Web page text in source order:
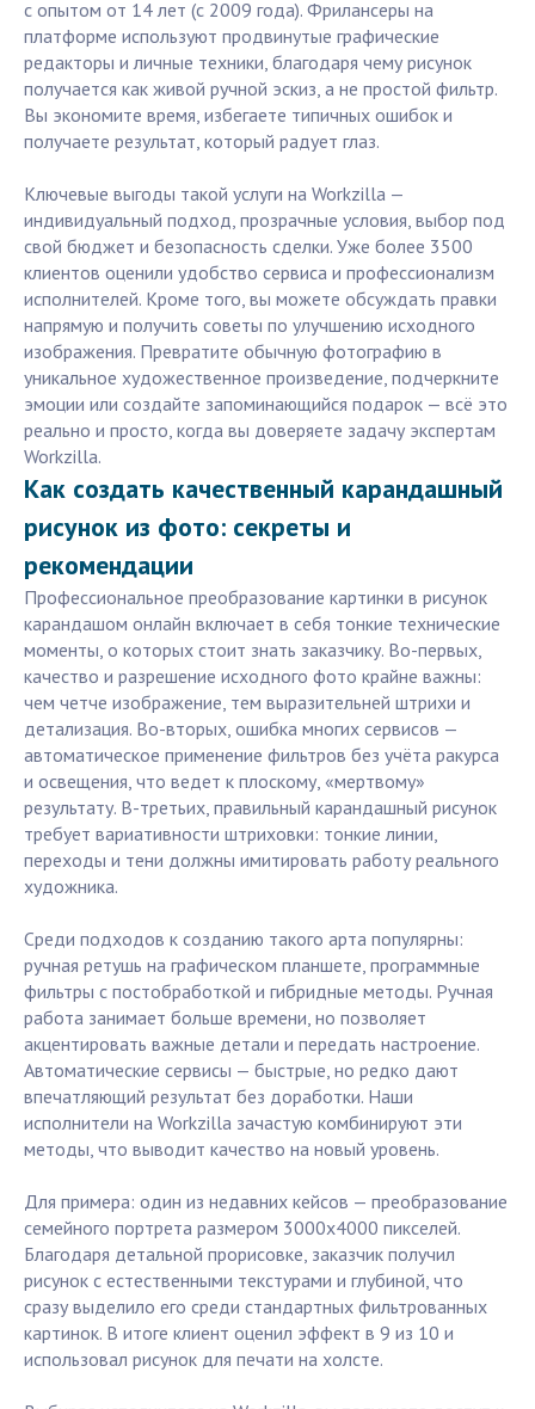
с опытом от 14 лет (с 2009 года). Фрилансеры на
платформе используют продвинутые графические
редакторы и личные техники, благодаря чему рисунок
получается как живой ручной эскиз, а не простой фильтр.
Вы экономите время, избегаете типичных ошибок и
получаете результат, который радует глаз.
Ключевые выгоды такой услуги на Workzilla —
индивидуальный подход, прозрачные условия, выбор под
свой бюджет и безопасность сделки. Уже более 3500
клиентов оценили удобство сервиса и профессионализм
исполнителей. Кроме того, вы можете обсуждать правки
напрямую и получить советы по улучшению исходного
изображения. Превратите обычную фотографию в
уникальное художественное произведение, подчеркните
эмоции или создайте запоминающийся подарок — всё это
реально и просто, когда вы доверяете задачу экспертам
Workzilla.
Как создать качественный карандашный
рисунок из фото: секреты и
рекомендации
Профессиональное преобразование картинки в рисунок
карандашом онлайн включает в себя тонкие технические
моменты, о которых стоит знать заказчику. Во-первых,
качество и разрешение исходного фото крайне важны:
чем четче изображение, тем выразительней штрихи и
детализация. Во-вторых, ошибка многих сервисов —
автоматическое применение фильтров без учёта ракурса
и освещения, что ведет к плоскому, «мертвому»
результату. В-третьих, правильный карандашный рисунок
требует вариативности штриховки: тонкие линии,
переходы и тени должны имитировать работу реального
художника.
Среди подходов к созданию такого арта популярны:
ручная ретушь на графическом планшете, программные
фильтры с постобработкой и гибридные методы. Ручная
работа занимает больше времени, но позволяет
акцентировать важные детали и передать настроение.
Автоматические сервисы — быстрые, но редко дают
впечатляющий результат без доработки. Наши
исполнители на Workzilla зачастую комбинируют эти
методы, что выводит качество на новый уровень.
Для примера: один из недавних кейсов — преобразование
семейного портрета размером 3000х4000 пикселей.
Благодаря детальной прорисовке, заказчик получил
рисунок с естественными текстурами и глубиной, что
сразу выделило его среди стандартных фильтрованных
картинок. В итоге клиент оценил эффект в 9 из 10 и
использовал рисунок для печати на холсте.